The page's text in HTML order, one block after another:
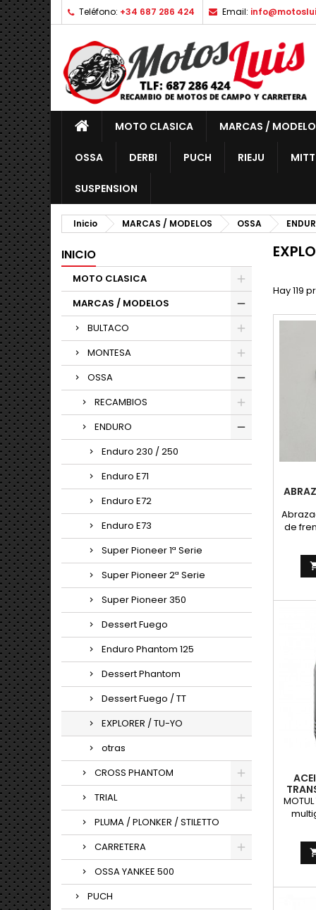
Teléfono: +34 687 286 424 Email:
MOTO CLASICA MARCAS /
OSSA DERBI PUCH RIEJU MITT
SUSPENSION
Inicio MARCAS / MODELOS OSSA
INICIO
MOTO CLASICA
MARCAS / MODELOS
BULTACO
MONTESA
OSSA
RECAMBIOS
ENDURO
Enduro 230 / 250
Enduro E71
Enduro E72
Enduro E73
Super Pioneer 1ª Serie
Super Pioneer 2ª Serie
Super Pioneer 350
Dessert Fuego
Enduro Phantom 125
Dessert Phantom
Dessert Fuego / TT
EXPLORER / TU-YO
otras
CROSS PHANTOM
TRIAL
PLUMA / PLONKER / STILETTO
CARRETERA
OSSA YANKEE 500
PUCH
Hay 119
de
para